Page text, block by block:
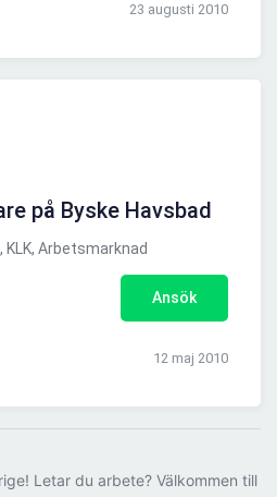
23 augusti 2010
på Byske Havsbad
Arbetsmarknad
Ansök
12 maj 2010
Letar du arbete? Välkommen till